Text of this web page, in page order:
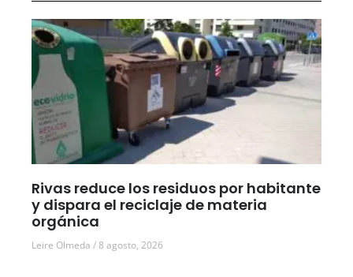
Rivas reduce los residuos por habitante
y dispara el reciclaje de materia
orgánica
Leire Olmeda 8 agosto, 2026